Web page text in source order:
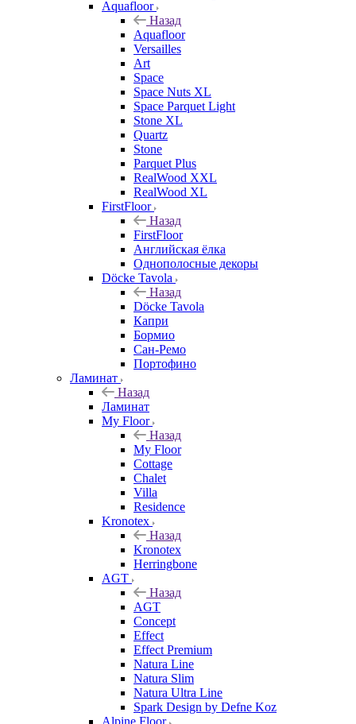
Aquafloor
Назад
Aquafloor
Versailles
Art
Space
Space Nuts XL
Space Parquet Light
Stone XL
Quartz
Stone
Parquet Plus
RealWood XXL
RealWood XL
FirstFloor
Назад
FirstFloor
Английская ёлка
Однополосные декоры
Döcke Tavola
Назад
Döcke Tavola
Капри
Бормио
Сан-Ремо
Портофино
Ламинат
Назад
Ламинат
My Floor
Назад
My Floor
Cottage
Chalet
Villa
Residence
Kronotex
Назад
Kronotex
Herringbone
AGT
Назад
AGT
Concept
Effect
Effect Premium
Natura Line
Natura Slim
Natura Ultra Line
Spark Design by Defne Koz
Alpine Floor